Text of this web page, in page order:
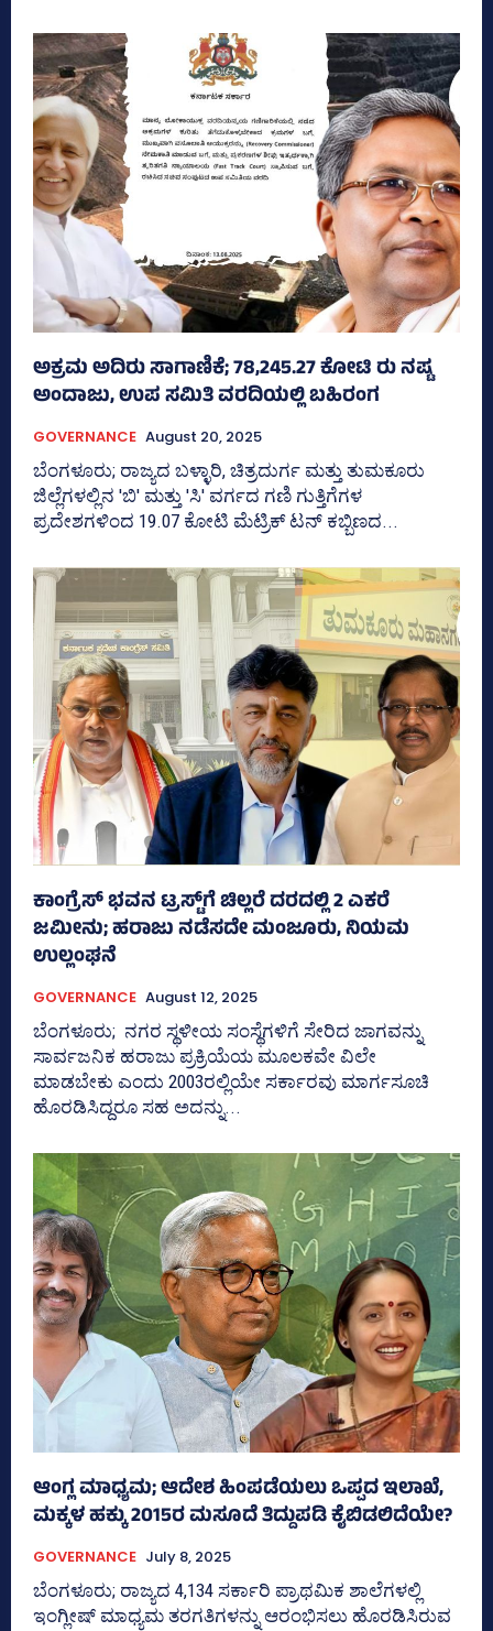
ಅಕ್ರಮ ಅದಿರು ಸಾಗಾಣಿಕೆ; 78,245.27 ಕೋಟಿ ರು ನಷ್ಟ
ಅಂದಾಜು, ಉಪ ಸಮಿತಿ ವರದಿಯಲ್ಲಿ ಬಹಿರಂಗ
GOVERNANCE August 20, 2025
ಬೆಂಗಳೂರು; ರಾಜ್ಯದ ಬಳ್ಳಾರಿ, ಚಿತ್ರದುರ್ಗ ಮತ್ತು ತುಮಕೂರು
ಜಿಲ್ಲೆಗಳಲ್ಲಿನ 'ಬಿ' ಮತ್ತು 'ಸಿ' ವರ್ಗದ ಗಣಿ ಗುತ್ತಿಗೆಗಳ
ಪ್ರದೇಶಗಳಿಂದ 19.07 ಕೋಟಿ ಮೆಟ್ರಿಕ್‌ ಟನ್‌ ಕಬ್ಬಿಣದ...
ಕಾಂಗ್ರೆಸ್‌ ಭವನ ಟ್ರಸ್ಟ್‌ಗೆ ಚಿಲ್ಲರೆ ದರದಲ್ಲಿ 2 ಎಕರೆ
ಜಮೀನು; ಹರಾಜು ನಡೆಸದೇ ಮಂಜೂರು, ನಿಯಮ
ಉಲ್ಲಂಘನೆ
GOVERNANCE August 12, 2025
ಬೆಂಗಳೂರು; ನಗರ ಸ್ಥಳೀಯ ಸಂಸ್ಥೆಗಳಿಗೆ ಸೇರಿದ ಜಾಗವನ್ನು
ಸಾರ್ವಜನಿಕ ಹರಾಜು ಪ್ರಕ್ರಿಯೆಯ ಮೂಲಕವೇ ವಿಲೇ
ಮಾಡಬೇಕು ಎಂದು 2003ರಲ್ಲಿಯೇ ಸರ್ಕಾರವು ಮಾರ್ಗಸೂಚಿ
ಹೊರಡಿಸಿದ್ದರೂ ಸಹ ಅದನ್ನು...
ಆಂಗ್ಲ ಮಾಧ್ಯಮ; ಆದೇಶ ಹಿಂಪಡೆಯಲು ಒಪ್ಪದ ಇಲಾಖೆ,
ಮಕ್ಕಳ ಹಕ್ಕು 2015ರ ಮಸೂದೆ ತಿದ್ದುಪಡಿ ಕೈಬಿಡಲಿದೆಯೇ?
GOVERNANCE July 8, 2025
ಬೆಂಗಳೂರು; ರಾಜ್ಯದ 4,134 ಸರ್ಕಾರಿ ಪ್ರಾಥಮಿಕ ಶಾಲೆಗಳಲ್ಲಿ
ಇಂಗ್ಲೀಷ್‌ ಮಾಧ್ಯಮ ತರಗತಿಗಳನ್ನು ಆರಂಭಿಸಲು ಹೊರಡಿಸಿರುವ